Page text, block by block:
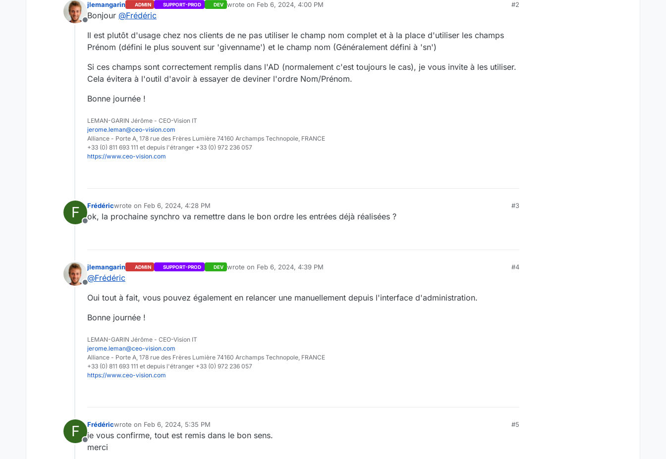
Offline
jlemangarin ADMIN SUPPORT-PROD DEV wrote on Feb 6, 2024, 4:00 PM
last edited by
#2
Bonjour @Frédéric
Il est plutôt d'usage chez nos clients de ne pas utiliser le champ nom complet et à la place d'utiliser les champs
Prénom (défini le plus souvent sur 'givenname') et le champ nom (Généralement défini à 'sn')
Si ces champs sont correctement remplis dans l'AD (normalement c'est toujours le cas), je vous invite à les utiliser.
Cela évitera à l'outil d'avoir à essayer de deviner l'ordre Nom/Prénom.
Bonne journée !
LEMAN-GARIN Jérôme - CEO-Vision IT
jerome.leman@ceo-vision.com
Alliance - Porte A, 178 rue des Frères Lumière 74160 Archamps Technopole, FRANCE
+33 (0) 811 693 111 et depuis l'étranger +33 (0) 972 236 057
https://www.ceo-vision.com
F
Offline
Frédéricwrote on Feb 6, 2024, 4:28 PM
last edited by
#3
ok, la prochaine synchro va remettre dans le bon ordre les entrées déjà réalisées ?
Offline
jlemangarin ADMIN SUPPORT-PROD DEV wrote on Feb 6, 2024, 4:39 PM
last edited by
#4
@Frédéric
Oui tout à fait, vous pouvez également en relancer une manuellement depuis l'interface d'administration.
Bonne journée !
LEMAN-GARIN Jérôme - CEO-Vision IT
jerome.leman@ceo-vision.com
Alliance - Porte A, 178 rue des Frères Lumière 74160 Archamps Technopole, FRANCE
+33 (0) 811 693 111 et depuis l'étranger +33 (0) 972 236 057
https://www.ceo-vision.com
F
Offline
Frédéricwrote on Feb 6, 2024, 5:35 PM
last edited by
#5
je vous confirme, tout est remis dans le bon sens.
merci